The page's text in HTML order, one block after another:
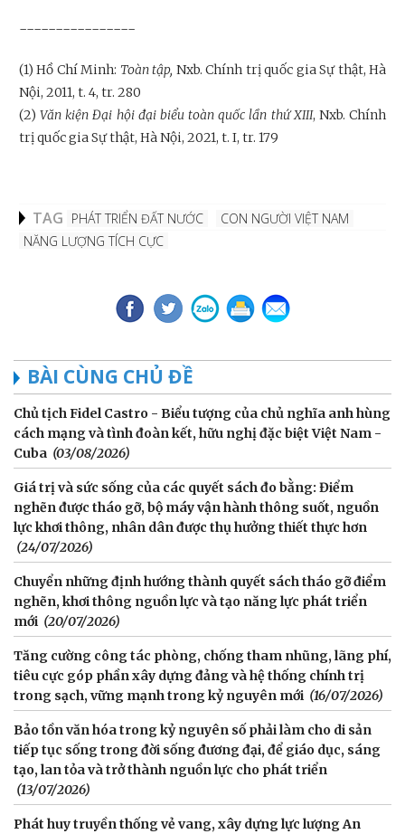
----------------
(1) Hồ Chí Minh: Toàn tập, Nxb. Chính trị quốc gia Sự thật, Hà
Nội, 2011, t. 4, tr. 280
(2)Văn kiện Đại hội đại biểu toàn quốc lần thứ XIII, Nxb. Chính
trị quốc gia Sự thật, Hà Nội, 2021, t. I, tr. 179
TAG PHÁT TRIỂN ĐẤT NƯỚC
CON NGƯỜI VIỆT NAM
NĂNG LƯỢNG TÍCH CỰC
BÀI CÙNG CHỦ ĐỀ
Chủ tịch Fidel Castro - Biểu tượng của chủ nghĩa anh hùng
cách mạng và tình đoàn kết, hữu nghị đặc biệt Việt Nam -
Cuba (03/08/2026)
Giá trị và sức sống của các quyết sách đo bằng: Điểm
nghẽn được tháo gỡ, bộ máy vận hành thông suốt, nguồn
lực khơi thông, nhân dân được thụ hưởng thiết thực hơn
(24/07/2026)
Chuyển những định hướng thành quyết sách tháo gỡ điểm
nghẽn, khơi thông nguồn lực và tạo năng lực phát triển
mới (20/07/2026)
Tăng cường công tác phòng, chống tham nhũng, lãng phí,
tiêu cực góp phần xây dựng đảng và hệ thống chính trị
trong sạch, vững mạnh trong kỷ nguyên mới (16/07/2026)
Bảo tồn văn hóa trong kỷ nguyên số phải làm cho di sản
tiếp tục sống trong đời sống đương đại, để giáo dục, sáng
tạo, lan tỏa và trở thành nguồn lực cho phát triển
(13/07/2026)
Phát huy truyền thống vẻ vang, xây dựng lực lượng An